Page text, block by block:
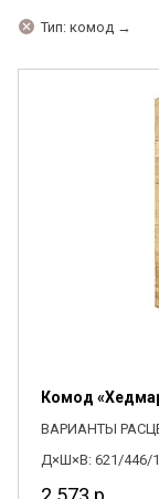
Тип: комод →
Комод
ВАРИАНТЫ
Д×Ш×В: 621/446/